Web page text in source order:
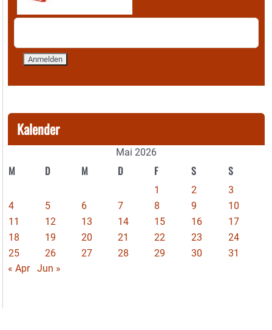
Kalender
Mai 2026
M D M D F S S
1 2
3
4
5 6 7 8 9
10
11
12 13 14 15 16
17
18
19 20 21 22 23
24
25
26 27 28 29 30
31
« Apr
Jun »